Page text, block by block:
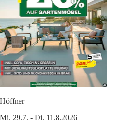
Höffner
Mi. 29.7. - Di. 11.8.2026